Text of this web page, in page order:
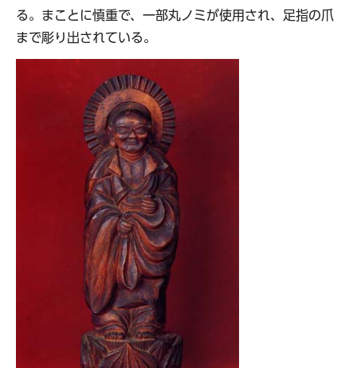
る。まことに慎重で、一部丸ノミが使用され、足指の爪
まで彫り出されている。